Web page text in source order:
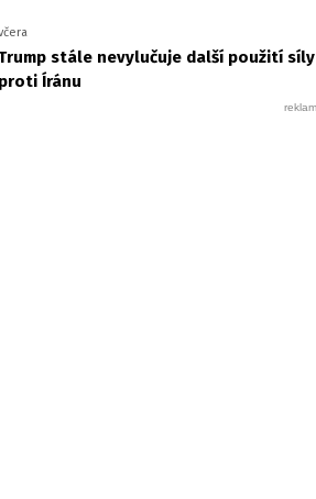
stále nevylučuje další použití síly
proti Íránu